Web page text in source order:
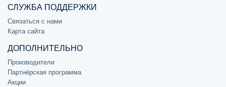
СЛУЖБА ПОДДЕРЖКИ
Связаться с нами
Карта сайта
ДОПОЛНИТЕЛЬНО
Производители
Партнёрская программа
Акции